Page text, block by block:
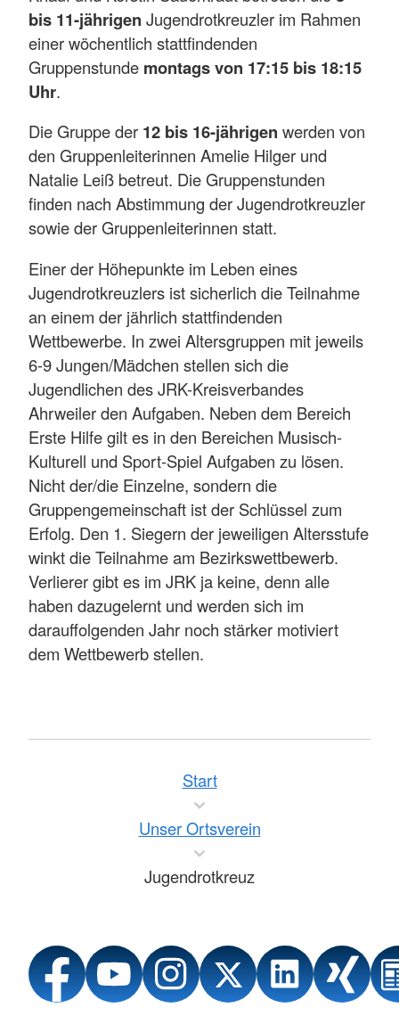
bis 11-jährigen Jugendrotkreuzler im Rahmen
einer wöchentlich stattfindenden
Gruppenstunde montags von 17:15 bis 18:15
Uhr.
Die Gruppe der 12 bis 16-jährigen werden von
den Gruppenleiterinnen Amelie Hilger und
Natalie Leiß betreut. Die Gruppenstunden
finden nach Abstimmung der Jugendrotkreuzler
sowie der Gruppenleiterinnen statt.
Einer der Höhepunkte im Leben eines
Jugendrotkreuzlers ist sicherlich die Teilnahme
an einem der jährlich stattfindenden
Wettbewerbe. In zwei Altersgruppen mit jeweils
6-9 Jungen/Mädchen stellen sich die
Jugendlichen des JRK-Kreisverbandes
Ahrweiler den Aufgaben. Neben dem Bereich
Erste Hilfe gilt es in den Bereichen Musisch-
Kulturell und Sport-Spiel Aufgaben zu lösen.
Nicht der/die Einzelne, sondern die
Gruppengemeinschaft ist der Schlüssel zum
Erfolg. Den 1. Siegern der jeweiligen Altersstufe
winkt die Teilnahme am Bezirkswettbewerb.
Verlierer gibt es im JRK ja keine, denn alle
haben dazugelernt und werden sich im
darauffolgenden Jahr noch stärker motiviert
dem Wettbewerb stellen.
Start
Unser Ortsverein
Jugendrotkreuz